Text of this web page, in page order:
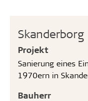
Skanderborg
Projekt
Sanierung eines
1970ern in
Bauherr